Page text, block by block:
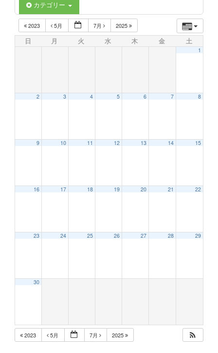
カテゴリー
2023 5月 7月 2025
日 月 火 水 木 金 土
1
2 3 4 5 6 7 8
9 10 11 12 13 14 15
16 17 18 19 20 21 22
23 24 25 26 27 28 29
30
2023 5月 7月 2025